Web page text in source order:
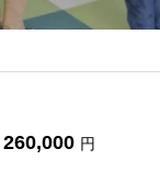
260,000 円